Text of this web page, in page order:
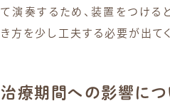
て演奏するため、装置をつける
き方を少し工夫する必要が出て
治療期間への影響につ